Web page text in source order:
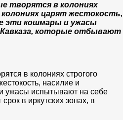
творятся в колониях
царят жестокость,
эти кошмары и ужасы
которые отбывают
в колониях строгого
насилие и
ужасы испытывают на себе
в иркутских зонах, в